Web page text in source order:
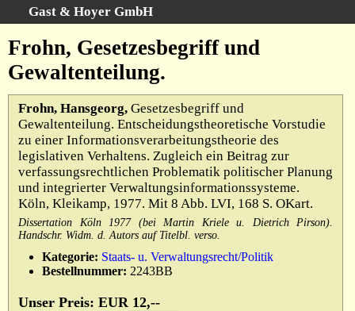
Gast & Hoyer GmbH
Kategorien
Schlagwörter
Gesamtbestand
Warenkorb
AGB
Widerruf
Impressum
Frohn, Gesetzesbegriff und
Gewaltenteilung.
Frohn, Hansgeorg, Gesetzesbegriff und
Gewaltenteilung. Entscheidungstheoretische Vorstudie
zu einer Informationsverarbeitungstheorie des
legislativen Verhaltens. Zugleich ein Beitrag zur
verfassungsrechtlichen Problematik politischer Planung
und integrierter Verwaltungsinformationssysteme.
Köln, Kleikamp, 1977. Mit 8 Abb. LVI, 168 S. OKart.
Dissertation Köln 1977 (bei Martin Kriele u. Dietrich Pirson).
Handschr. Widm. d. Autors auf Titelbl. verso.
Kategorie: Staats- u. Verwaltungsrecht/Politik
Bestellnummer: 2243BB
Unser Preis: EUR 12,--